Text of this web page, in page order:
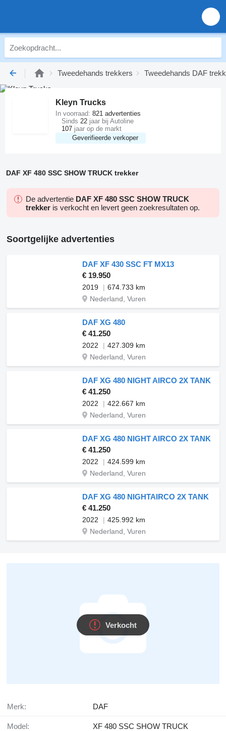
Tweedehands trekkers Tweedehands DAF
Kleyn Trucks
Geverifieerde verkoper
In voorraad: 821 advertenties
Sinds 22 jaar bij Autoline
107 jaar op de markt
DAF XF 480 SSC SHOW TRUCK trekker
De advertentie DAF XF 480 SSC SHOW TRUCK
trekker is verkocht en levert geen zoekresultaten op.
Soortgelijke advertenties
DAF XF 430 SSC FT MX13
€ 19.950
2019
674.733 km
Nederland, Vuren
DAF XG 480
€ 41.250
2022
427.309 km
Nederland, Vuren
DAF XG 480 NIGHT AIRCO 2X TANK
€ 41.250
2022
422.667 km
Nederland, Vuren
DAF XG 480 NIGHT AIRCO 2X TANK
€ 41.250
2022
424.599 km
Nederland, Vuren
DAF XG 480 NIGHTAIRCO 2X TANK
€ 41.250
2022
425.992 km
Nederland, Vuren
Verkocht
Merk: DAF
Model: XF 480 SSC SHOW TRUCK